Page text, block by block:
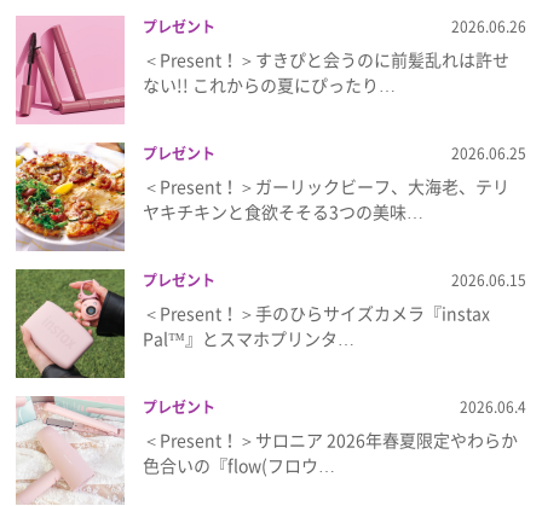
プレゼント 2026.06.26
＜Present！＞すきぴと会うのに前髪乱れは許せ
ない!! これからの夏にぴったり…
プレゼント 2026.06.25
＜Present！＞ガーリックビーフ、大海老、テリ
ヤキチキンと食欲そそる3つの美味…
プレゼント 2026.06.15
＜Present！＞手のひらサイズカメラ『instax
Pal™』とスマホプリンタ…
プレゼント 2026.06.4
＜Present！＞サロニア 2026年春夏限定やわらか
色合いの『flow(フロウ…